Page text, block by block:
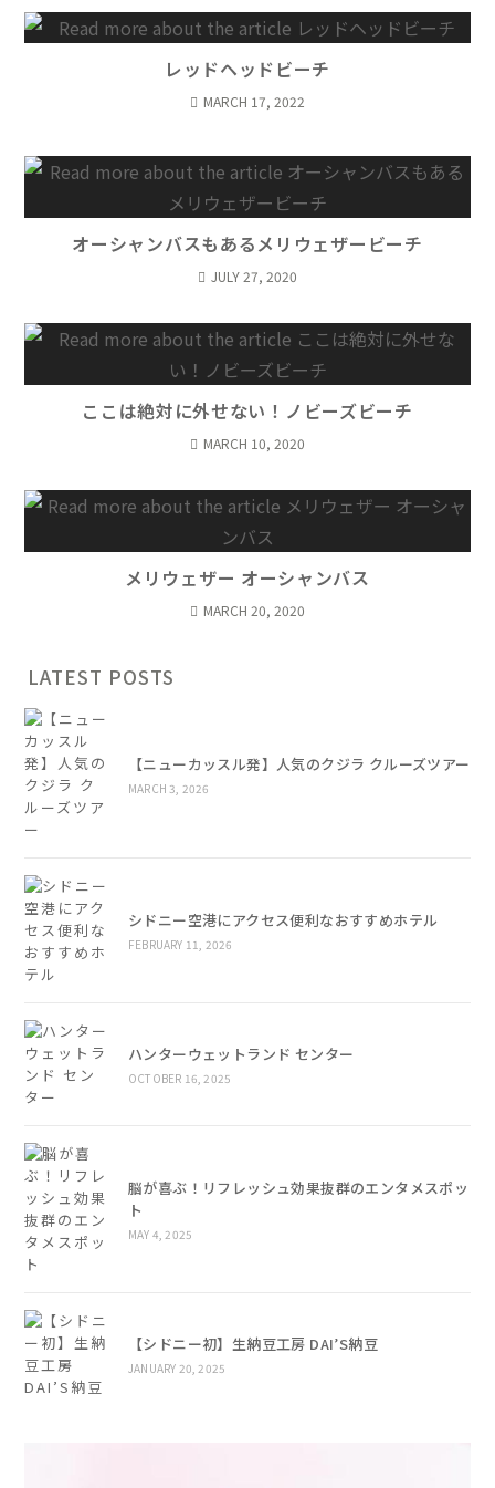
レッドヘッドビーチ
MARCH 17, 2022
オーシャンバスもあるメリウェザービーチ
JULY 27, 2020
ここは絶対に外せない！ノビーズビーチ
MARCH 10, 2020
メリウェザー オーシャンバス
MARCH 20, 2020
LATEST POSTS
【ニューカッスル発】人気のクジラ クルーズツアー
MARCH 3, 2026
シドニー空港にアクセス便利なおすすめホテル
FEBRUARY 11, 2026
ハンターウェットランド センター
OCTOBER 16, 2025
脳が喜ぶ！リフレッシュ効果抜群のエンタメスポッ
ト
MAY 4, 2025
【シドニー初】生納豆工房 DAI’S納豆
JANUARY 20, 2025